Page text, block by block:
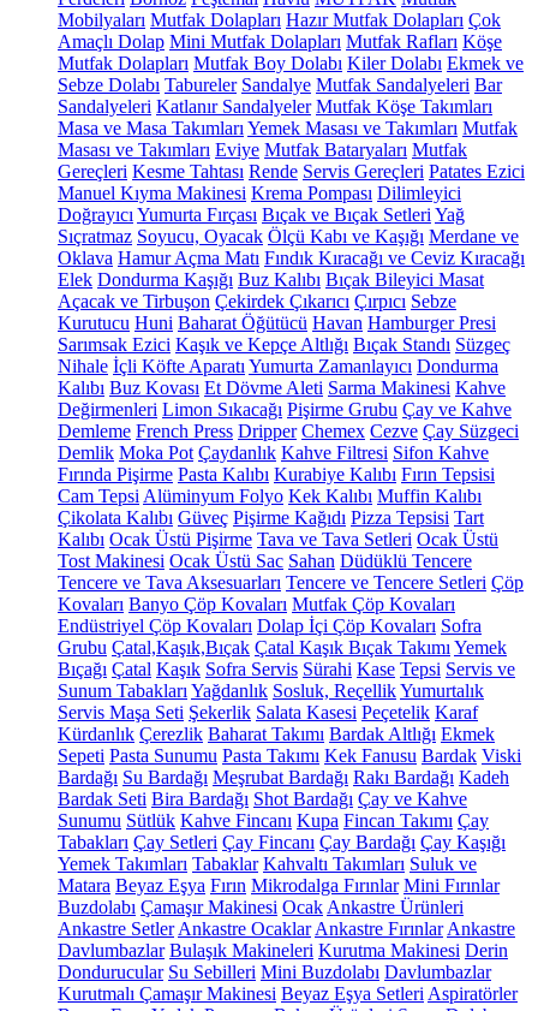
Mobilyaları Mutfak Dolapları Hazır Mutfak Dolapları Çok
Amaçlı Dolap Mini Mutfak Dolapları Mutfak Rafları Köşe
Mutfak Dolapları Mutfak Boy Dolabı Kiler Dolabı Ekmek ve
Sebze Dolabı Tabureler Sandalye Mutfak Sandalyeleri Bar
Sandalyeleri Katlanır Sandalyeler Mutfak Köşe Takımları
Masa ve Masa Takımları Yemek Masası ve Takımları Mutfak
Masası ve Takımları Eviye Mutfak Bataryaları Mutfak
Gereçleri Kesme Tahtası Rende Servis Gereçleri Patates Ezici
Manuel Kıyma Makinesi Krema Pompası Dilimleyici
Doğrayıcı Yumurta Fırçası Bıçak ve Bıçak Setleri Yağ
Sıçratmaz Soyucu, Oyacak Ölçü Kabı ve Kaşığı Merdane ve
Oklava Hamur Açma Matı Fındık Kıracağı ve Ceviz Kıracağı
Elek Dondurma Kaşığı Buz Kalıbı Bıçak Bileyici Masat
Açacak ve Tirbuşon Çekirdek Çıkarıcı Çırpıcı Sebze
Kurutucu Huni Baharat Öğütücü Havan Hamburger Presi
Sarımsak Ezici Kaşık ve Kepçe Altlığı Bıçak Standı Süzgeç
Nihale İçli Köfte Aparatı Yumurta Zamanlayıcı Dondurma
Kalıbı Buz Kovası Et Dövme Aleti Sarma Makinesi Kahve
Değirmenleri Limon Sıkacağı Pişirme Grubu Çay ve Kahve
Demleme French Press Dripper Chemex Cezve Çay Süzgeci
Demlik Moka Pot Çaydanlık Kahve Filtresi Sifon Kahve
Fırında Pişirme Pasta Kalıbı Kurabiye Kalıbı Fırın Tepsisi
Cam Tepsi Alüminyum Folyo Kek Kalıbı Muffin Kalıbı
Çikolata Kalıbı Güveç Pişirme Kağıdı Pizza Tepsisi Tart
Kalıbı Ocak Üstü Pişirme Tava ve Tava Setleri Ocak Üstü
Tost Makinesi Ocak Üstü Sac Sahan Düdüklü Tencere
Tencere ve Tava Aksesuarları Tencere ve Tencere Setleri Çöp
Kovaları Banyo Çöp Kovaları Mutfak Çöp Kovaları
Endüstriyel Çöp Kovaları Dolap İçi Çöp Kovaları Sofra
Grubu Çatal,Kaşık,Bıçak Çatal Kaşık Bıçak Takımı Yemek
Bıçağı Çatal Kaşık Sofra Servis Sürahi Kase Tepsi Servis ve
Sunum Tabakları Yağdanlık Sosluk, ReçellikYumurtalık
Servis Maşa Seti Şekerlik Salata Kasesi Peçetelik Karaf
Kürdanlık Çerezlik Baharat Takımı Bardak Altlığı Ekmek
Sepeti Pasta Sunumu Pasta Takımı Kek Fanusu Bardak Viski
Bardağı Su Bardağı Meşrubat Bardağı Rakı Bardağı Kadeh
Bardak Seti Bira Bardağı Shot Bardağı Çay ve Kahve
Sunumu Sütlük Kahve Fincanı Kupa Fincan Takımı Çay
Tabakları Çay Setleri Çay Fincanı Çay Bardağı Çay Kaşığı
Yemek Takımları Tabaklar Kahvaltı Takımları Suluk ve
Matara Beyaz Eşya Fırın Mikrodalga Fırınlar Mini Fırınlar
Buzdolabı Çamaşır Makinesi Ocak Ankastre Ürünleri
Ankastre Setler Ankastre Ocaklar Ankastre Fırınlar Ankastre
Davlumbazlar Bulaşık Makineleri Kurutma Makinesi Derin
Dondurucular Su Sebilleri Mini Buzdolabı Davlumbazlar
Kurutmalı Çamaşır Makinesi Beyaz Eşya Setleri Aspiratörler